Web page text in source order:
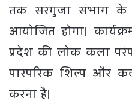
तक सरगुजा संभाग
आयोजित होगा।
प्रदेश की लोक कला
पारंपरिक शिल्प और
करना है।